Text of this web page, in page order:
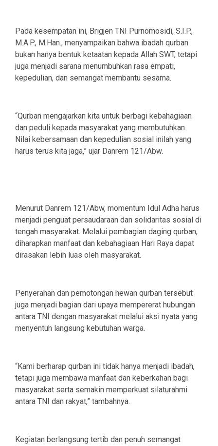
‎Pada kesempatan ini, Brigjen TNI Purnomosidi, S.I.P.,
M.A.P., M.Han., menyampaikan bahwa ibadah qurban
bukan hanya bentuk ketaatan kepada Allah SWT, tetapi
juga menjadi sarana menumbuhkan rasa empati,
kepedulian, dan semangat membantu sesama.
‎“Qurban mengajarkan kita untuk berbagi kebahagiaan
dan peduli kepada masyarakat yang membutuhkan.
Nilai kebersamaan dan kepedulian sosial inilah yang
harus terus kita jaga,” ujar Danrem 121/Abw.
‎Menurut Danrem 121/Abw, momentum Idul Adha harus
menjadi penguat persaudaraan dan solidaritas sosial di
tengah masyarakat. Melalui pembagian daging qurban,
diharapkan manfaat dan kebahagiaan Hari Raya dapat
dirasakan lebih luas oleh masyarakat.
‎Penyerahan dan pemotongan hewan qurban tersebut
juga menjadi bagian dari upaya mempererat hubungan
antara TNI dengan masyarakat melalui aksi nyata yang
menyentuh langsung kebutuhan warga.
‎“Kami berharap qurban ini tidak hanya menjadi ibadah,
tetapi juga membawa manfaat dan keberkahan bagi
masyarakat serta semakin memperkuat silaturahmi
antara TNI dan rakyat,” tambahnya.
‎Kegiatan berlangsung tertib dan penuh semangat